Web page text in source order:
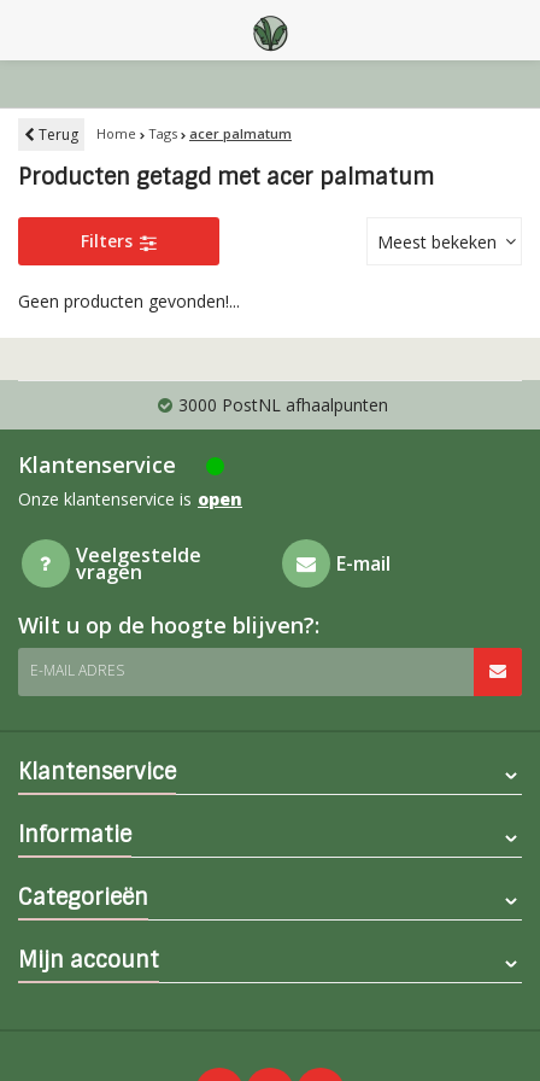
Terug Home Tags acer palmatum
Producten getagd met acer palmatum
Filters Meest bekeken
Geen producten gevonden!...
3000 PostNL afhaalpunten
Klantenservice
Onze klantenservice is open
Veelgestelde
vragen E-mail
Wilt u op de hoogte blijven?:
E-MAIL ADRES
Klantenservice
Informatie
Categorieën
Mijn account